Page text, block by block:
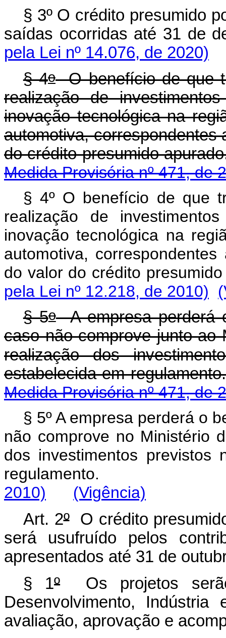
§ 3º O crédito presumido
saídas ocorridas até 31 de
pela Lei nº 14.076, de 2020)
§ 4oO benefício de que
realização de
inovação tecnológica na
automotiva,
do crédito
Medida Provisória nº 471, de
§ 4º O benefício de que
realização de
inovação tecnológica na
automotiva,
do valor do crédito
pela Lei nº 12.218, de 2010)
§ 5oA empresa perderá
caso não comprove junto ao
realização dos
estabelecida em
Medida Provisória nº 471, de
§ 5º A empresa perderá o
não comprove no Ministério
dos investimentos
regulamento.
2010)
(Vigência)
Art. 2ºO crédito
será usufruído pelos
apresentados até 31 de
§ 1ºOs projetos serão
Desenvolvimento,
avaliação, aprovação e